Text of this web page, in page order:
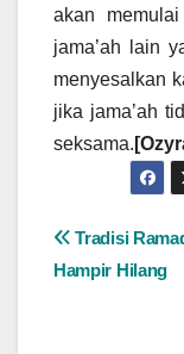
akan
jama’ah lain
menyesalkan
jika jama’ah
seksama.
pos
Tradisi
Hampir Hilang